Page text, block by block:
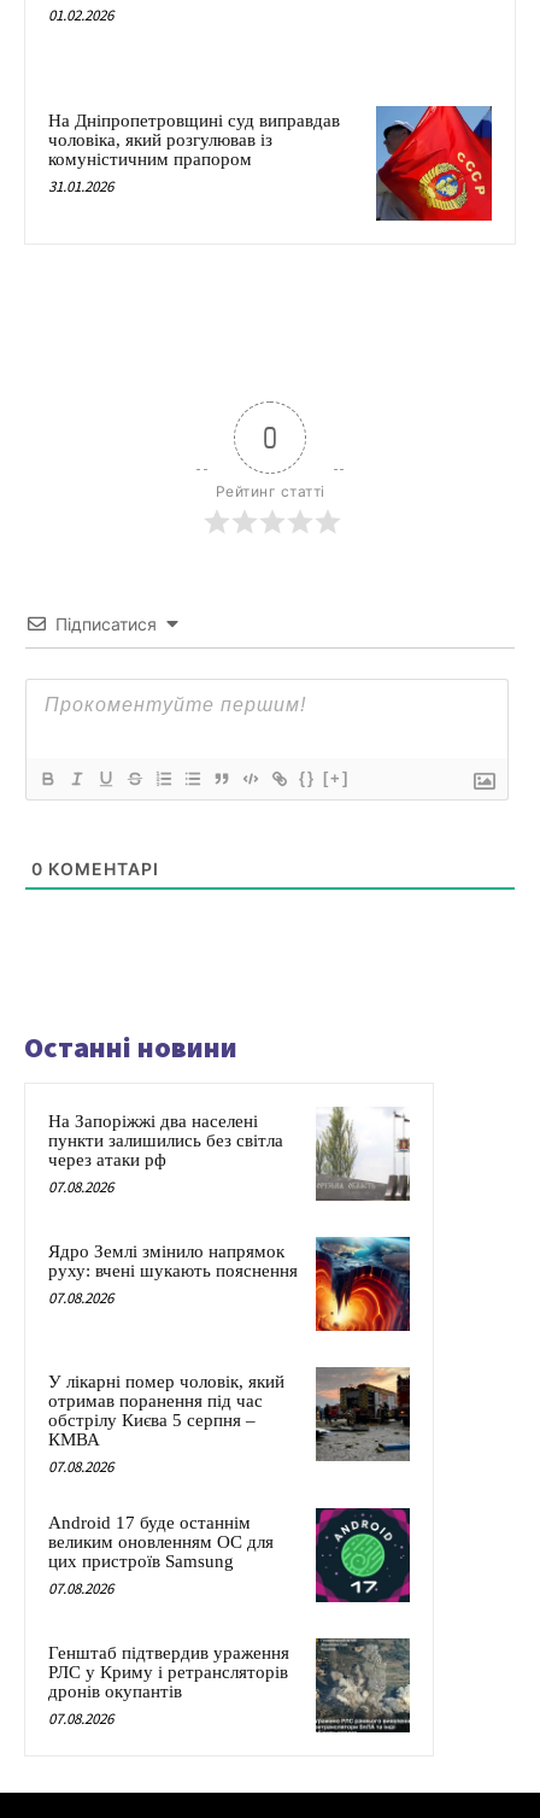
01.02.2026
На Дніпропетровщині суд виправдав
чоловіка, який розгулював із
комуністичним прапором
31.01.2026
0
Рейтинг статті
Підписатися
{} [+]
0 КОМЕНТАРІ
Останні новини
На Запоріжжі два населені
пункти залишились без світла
через атаки рф
07.08.2026
Ядро Землі змінило напрямок
руху: вчені шукають пояснення
07.08.2026
У лікарні помер чоловік, який
отримав поранення під час
обстрілу Києва 5 серпня –
КМВА
07.08.2026
Android 17 буде останнім
великим оновленням ОС для
цих пристроїв Samsung
07.08.2026
Генштаб підтвердив ураження
РЛС у Криму і ретрансляторів
дронів окупантів
07.08.2026